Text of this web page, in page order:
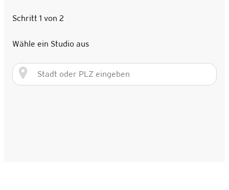
Schritt 1 von 2
Wähle ein Studio aus